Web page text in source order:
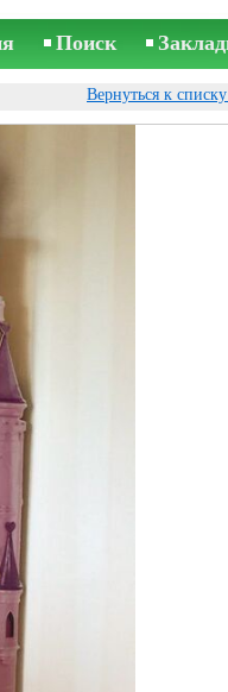
Поиск
Вернуться к